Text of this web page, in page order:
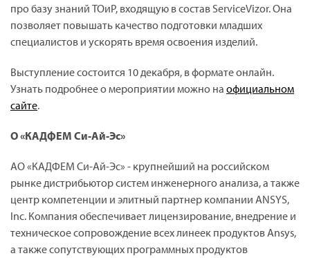
про базу знаний ТОиР, входящую в состав ServiceVizor. Она
позволяет повышать качество подготовки младших
специалистов и ускорять время освоения изделий.
Выступление состоится 10 декабря, в формате онлайн.
Узнать подробнее о мероприятии можно на официальном
сайте.
О «КАДФЕМ Си-Ай-Эс»
АО «КАДФЕМ Си-Ай-Эс» - крупнейший на российском
рынке дистрибьютор систем инженерного анализа, а также
центр компетенции и элитный партнер компании ANSYS,
Inc. Компания обеспечивает лицензирование, внедрение и
техническое сопровождение всех линеек продуктов Ansys,
а также сопутствующих программных продуктов